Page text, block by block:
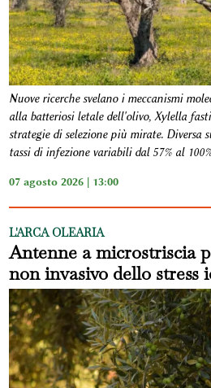
Nuove ricerche svelano i meccanismi
alla batteriosi letale dell'olivo, Xylella
strategie di selezione più mirate. Diversa
tassi di infezione variabili dal 57% al
07 agosto 2026 | 13:00
L'ARCA OLEARIA
Antenne a microstriscia
non invasivo dello stress